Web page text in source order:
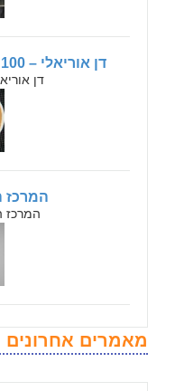
דן אוריאלי – 100 עובדות מעניינות על קפה
דן אוריאלי –
המרכז
המרכז
מאמרים אחרונים